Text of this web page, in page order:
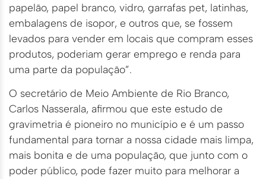
papelão, papel branco, vidro, garrafas pet, latinhas,
embalagens de isopor, e outros que, se fossem
levados para vender em locais que compram esses
produtos, poderiam gerar emprego e renda para
uma parte da população”.
O secretário de Meio Ambiente de Rio Branco,
Carlos Nasserala, afirmou que este estudo de
gravimetria é pioneiro no município e é um passo
fundamental para tornar a nossa cidade mais limpa,
mais bonita e de uma população, que junto com o
poder público, pode fazer muito para melhorar a